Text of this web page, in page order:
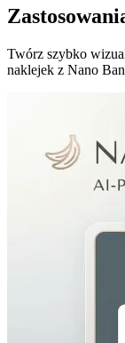
Twórz szybko
naklejek z Nano